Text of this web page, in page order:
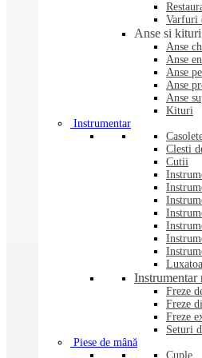
Varfuri
Anse si
Anse
Anse
Anse
Anse
Anse
Kituri
Instrumentar
Clesti
Cutii
Instrumentar
Freze
Freze
Freze
Seturi
Piese de mână
Cuple